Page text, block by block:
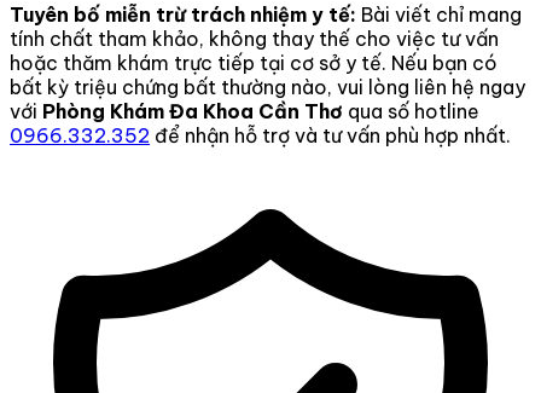
Tuyên bố miễn trừ trách nhiệm y tế: Bài viết chỉ mang
tính chất tham khảo, không thay thế cho việc tư vấn
hoặc thăm khám trực tiếp tại cơ sở y tế. Nếu bạn có
bất kỳ triệu chứng bất thường nào, vui lòng liên hệ ngay
với Phòng Khám Đa Khoa Cần Thơ qua số hotline
0966.332.352 để nhận hỗ trợ và tư vấn phù hợp nhất.